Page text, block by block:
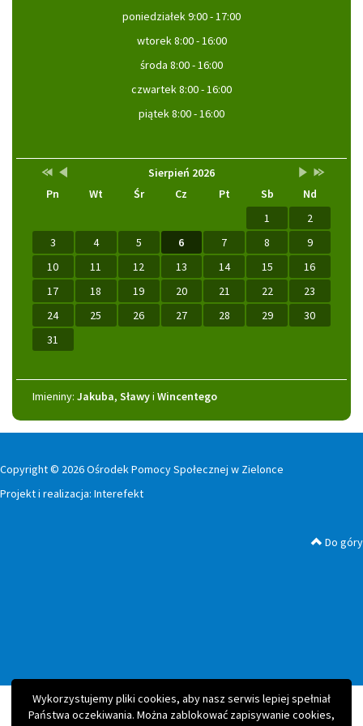
Wykorzystujemy pliki cookies, aby nasz serwis lepiej spełniał
Państwa oczekiwania. Można zablokować zapisywanie cookies,
poniedziałek 9:00 - 17:00
wtorek 8:00 - 16:00
środa 8:00 - 16:00
czwartek 8:00 - 16:00
piątek 8:00 - 16:00
Kalendarz Lista
wydarzeń
Sierpień 2026Brak
w
Przestaw
na
Przestaw
na
Przestaw
na
Wrzesień
2026
Przestaw
na
Sierpień
2027
Pn Wt Śr Cz Pt Sb
Nd
1
2
3
4 5 6 7 8
9
10
11 12 13 14 15
16
17
18 19 20 21 22
23
24
25 26 27 28 29
30
31
Imieniny
Imieniny: Jakuba, Sławyi Wincentego
Copyright © 2026 Ośrodek Pomocy Społecznej w Zielonce
Projekt i realizacja: Interefekt
Do góry